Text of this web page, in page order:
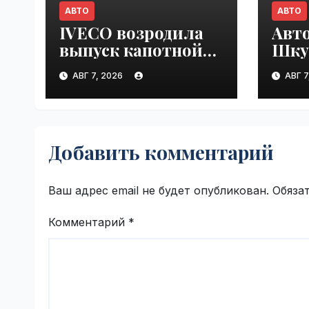
АВТО
IVECO возродила
выпуск капотной
модели Strator для
Европы |
VseTime.ru
АВГ 7, 2026
АВТО
АВГ
Добавить комментарий
Ваш адрес email не будет опубликован.
Комментарий *